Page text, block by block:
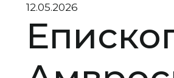
12.05.2026